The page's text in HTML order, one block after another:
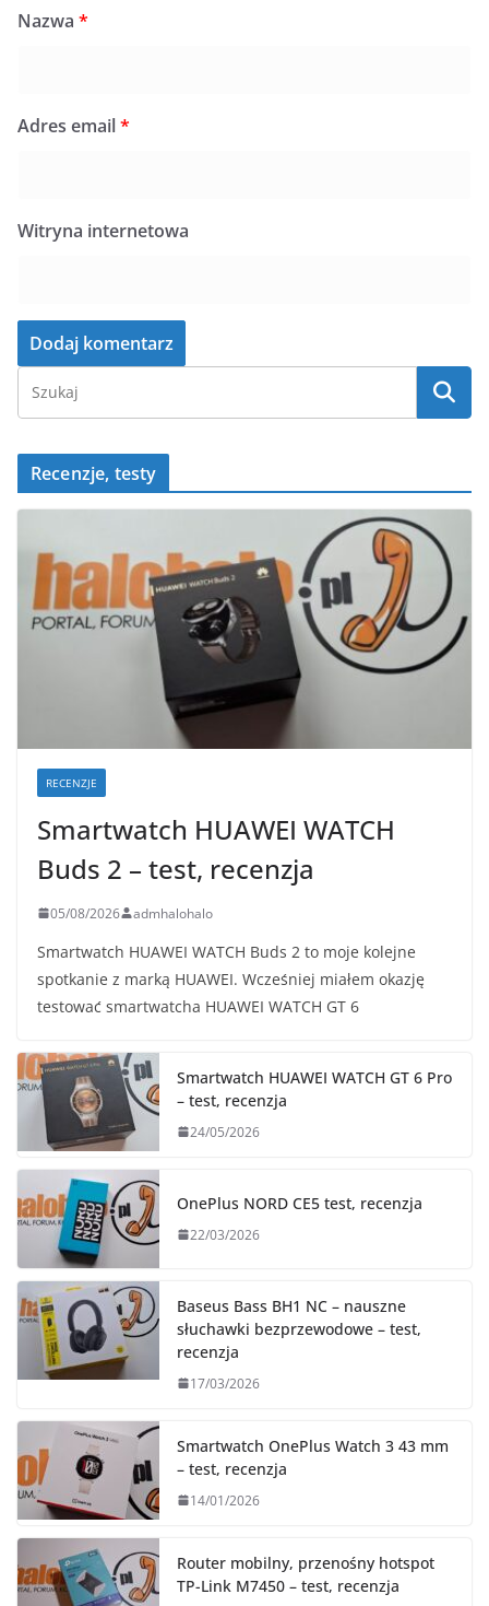
Nazwa *
Adres email*
Witryna internetowa
Recenzje, testy
RECENZJE
Smartwatch HUAWEI WATCH
Buds 2 – test, recenzja
05/08/2026 admhalohalo
Smartwatch HUAWEI WATCH Buds 2 to moje kolejne
spotkanie z marką HUAWEI. Wcześniej miałem okazję
testować smartwatcha HUAWEI WATCH GT 6
Smartwatch HUAWEI WATCH GT 6 Pro
– test, recenzja
24/05/2026
OnePlus NORD CE5 test, recenzja
22/03/2026
Baseus Bass BH1 NC – nauszne
słuchawki bezprzewodowe – test,
recenzja
17/03/2026
Smartwatch OnePlus Watch 3 43 mm
– test, recenzja
14/01/2026
Router mobilny, przenośny hotspot
TP-Link M7450 – test, recenzja